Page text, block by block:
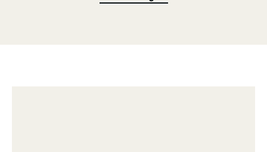
trotzdem eine zurückhaltende, subtile Präsenz besitzt, anstatt sich